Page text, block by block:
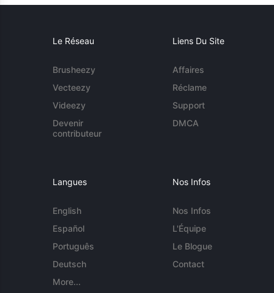
Le Réseau
Brusheezy
Vecteezy
Videezy
Devenir
contributeur
Liens Du Site
Affaires
Réclame
Support
DMCA
Langues
English
Español
Português
Deutsch
More...
Nos Infos
Nos Infos
L'Équipe
Le Blogue
Contact